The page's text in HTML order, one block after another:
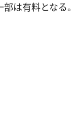
は有料となる。